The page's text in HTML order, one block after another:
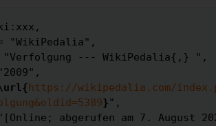
https://wikipedalia.com/
}",